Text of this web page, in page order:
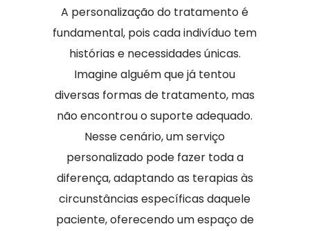
A personalização do tratamento é
fundamental, pois cada indivíduo tem
histórias e necessidades únicas.
Imagine alguém que já tentou
diversas formas de tratamento, mas
não encontrou o suporte adequado.
Nesse cenário, um serviço
personalizado pode fazer toda a
diferença, adaptando as terapias às
circunstâncias específicas daquele
paciente, oferecendo um espaço de